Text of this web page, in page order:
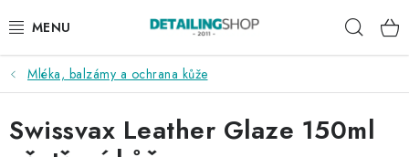
na
AKCE
NOVINKY
Mléka, balzámy a ochrana kůže
Swissvax Leather Glaze 150ml